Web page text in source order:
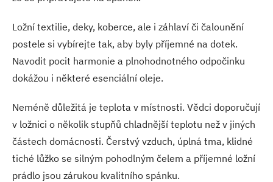
Ložní textilie, deky, koberce, ale i záhlaví či čalounění
postele si vybírejte tak, aby byly příjemné na dotek.
Navodit pocit harmonie a plnohodnotného odpočinku
dokážou i některé esenciální oleje.
Neméně důležitá je teplota v místnosti. Vědci doporučují
v ložnici o několik stupňů chladnější teplotu než v jiných
částech domácnosti. Čerstvý vzduch, úplná tma, klidné
tiché lůžko se silným pohodlným čelem a příjemné ložní
prádlo jsou zárukou kvalitního spánku.